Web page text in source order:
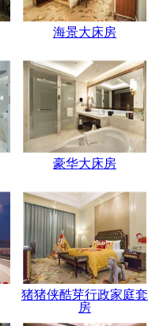
海景大床房
豪华大床房
猪猪侠酷芽行政家庭套
房